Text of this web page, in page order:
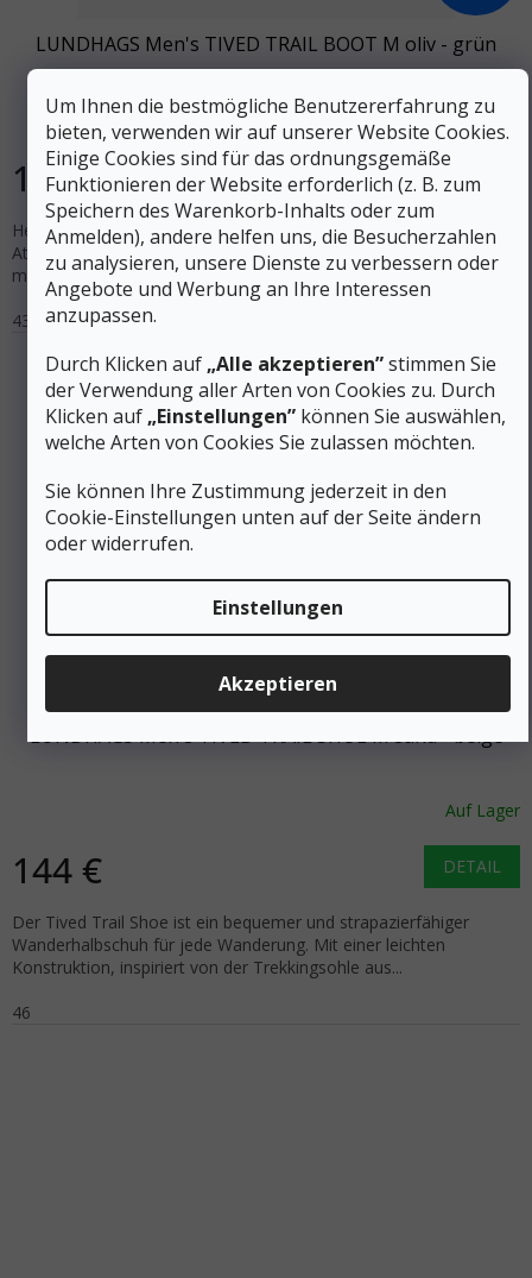
Um Ihnen die bestmögliche Benutzererfahrung zu
bieten, verwenden wir auf unserer Website Cookies.
Einige Cookies sind für das ordnungsgemäße
Funktionieren der Website erforderlich (z. B. zum
Speichern des Warenkorb-Inhalts oder zum
Anmelden), andere helfen uns, die Besucherzahlen
zu analysieren, unsere Dienste zu verbessern oder
Angebote und Werbung an Ihre Interessen
anzupassen.
Durch Klicken auf „Alle akzeptieren”stimmen Sie
der Verwendung aller Arten von Cookies zu. Durch
Klicken auf „Einstellungen” können Sie auswählen,
welche Arten von Cookies Sie zulassen möchten.
Sie können Ihre Zustimmung jederzeit in den
Cookie-Einstellungen unten auf der Seite ändern
oder widerrufen.
Einstellungen
Akzeptieren
LUNDHAGS Men's TIVED TRAIL BOOT M oliv - grün
Auf Lager
154 €
Herren-Trekkingschuhe ohne Membran für maximale
Atmungsaktivität. Die Kombination aus Veloursleder und Synthetik
mit einer breiten Konstruktion und anatomischer...
43
288 €
LUNDHAGS Men's TIVED TRAIL SHOE M sand - beige
Auf Lager
144 € DETAIL
Der Tived Trail Shoe ist ein bequemer und strapazierfähiger
Wanderhalbschuh für jede Wanderung. Mit einer leichten
Konstruktion, inspiriert von der Trekkingsohle aus...
46